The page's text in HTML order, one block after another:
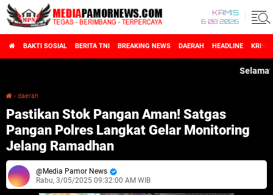
KAMIS
6 08 2026
BAKTI SOSIAL BERITA TNI BREAKING NEWS DAERAH HEADLINE
Selamat
› daerah
Pastikan Stok Pangan Aman! Satgas
Pangan Polres Langkat Gelar Monitoring
Jelang Ramadhan
Media Pamor News
Rabu, 3/05/2025 09:32:00 AM WIB